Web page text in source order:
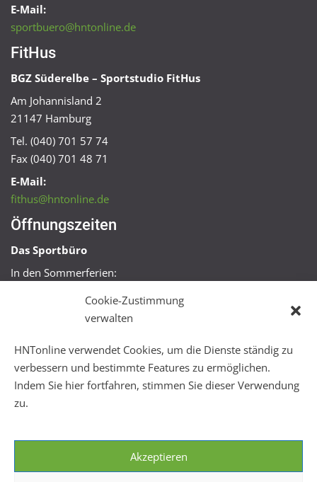
Cookie-Zustimmung
verwalten
HNTonline verwendet Cookies, um die Dienste ständig zu
verbessern und bestimmte Features zu ermöglichen.
Indem Sie hier fortfahren, stimmen Sie dieser Verwendung
zu.
Akzeptieren
E-Mail:
sportbuero@hntonline.de
FitHus
BGZ Süderelbe – Sportstudio FitHus
Am Johannisland 2
21147 Hamburg
Tel. (040) 701 57 74
Fax (040) 701 48 71
E-Mail:
fithus@hntonline.de
Öffnungszeiten
Das Sportbüro
In den Sommerferien:
Mo + Mi 16:00 – 18:00 Uhr
Mo – Fr 08:00 – 22:00 Uhr
Sa + So 10:00 – 18:00 Uhr